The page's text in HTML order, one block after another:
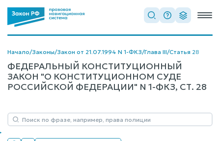
Начало/Законы/Закон от 21.07.1994 N 1-ФКЗ/Глава III/Статья 28
ФЕДЕРАЛЬНЫЙ КОНСТИТУЦИОННЫЙ
ЗАКОН "О КОНСТИТУЦИОННОМ СУДЕ
РОССИЙСКОЙ ФЕДЕРАЦИИ" N 1-ФКЗ, СТ. 28